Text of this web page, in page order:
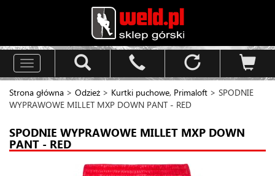
Toggle
navigation
Strona główna > Odzież > Kurtki puchowe, Primaloft > SPODNIE
WYPRAWOWE MILLET MXP DOWN PANT - RED
SPODNIE WYPRAWOWE MILLET MXP DOWN
PANT - RED